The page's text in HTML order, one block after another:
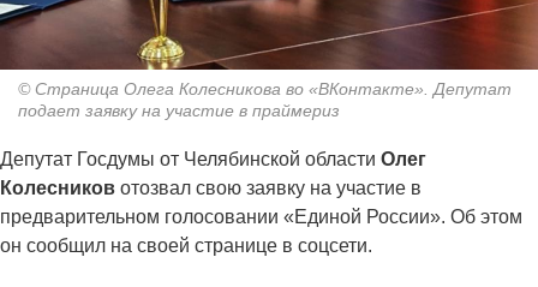
© Страница Олега Колесникова во «ВКонтакте». Депутат
подает заявку на участие в праймериз
Депутат Госдумы от Челябинской области Олег
Колесников отозвал свою заявку на участие в
предварительном голосовании «Единой России». Об этом
он сообщил на своей странице в соцсети.